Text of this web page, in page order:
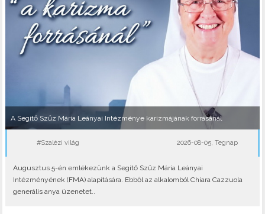
A Segítő Szűz Mária Leányai Intézménye karizmájának forrásánál
#Szalézi világ 2026-08-05, Tegnap
Augusztus 5-én emlékezünk a Segítő Szűz Mária Leányai
Intézményének (FMA) alapítására. Ebből az alkalomból Chiara Cazzuola
generális anya üzenetet..